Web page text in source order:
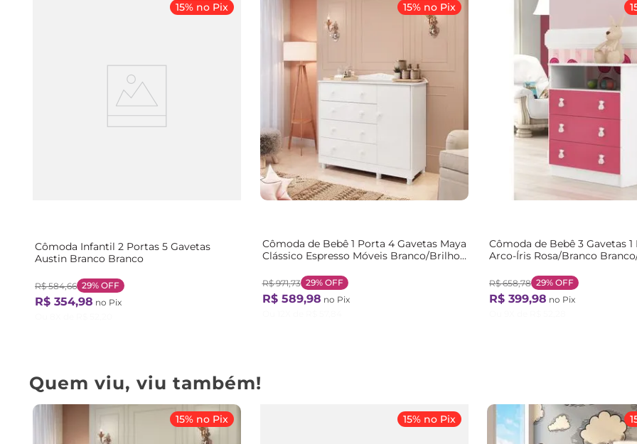
15% no Pix
Cômoda Infantil 2 Portas 5 Gavetas
Austin Branco Branco
R$ 584,66 29% OFF
R$ 354,98 no Pix
15% no Pix
Cômoda de Bebê 1 Porta 4 Gavetas Maya
Clássico Espresso Móveis Branco/Brilho
R$ 971,73 29%OFF
R$ 589,98 no Pix
Cômoda de Bebê 3 Gavetas 1
Arco-Íris Rosa/Branco
R$ 658,78 29% OFF
R$ 399,98 no Pix
Quem viu, viu também!
15% no Pix 15% no Pix